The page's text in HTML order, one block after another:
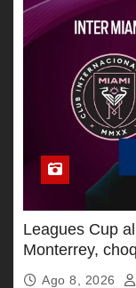
Leagues Cup
Monterrey,
Ago 8, 2026